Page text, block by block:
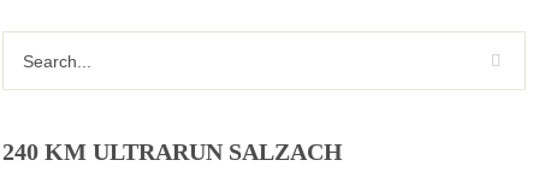
240 KM ULTRARUN SALZACH